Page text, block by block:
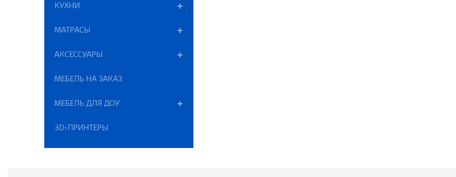
КУХНИ
МАТРАСЫ
АКСЕССУАРЫ
МЕБЕЛЬ НА ЗАКАЗ
МЕБЕЛЬ ДЛЯ ДОУ
3D-ПРИНТЕРЫ